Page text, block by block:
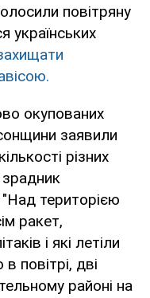
повітряну
українських
окупованих
заявили
різних
зрадник
територією
ракет,
і які летіли
повітрі, дві
районі на